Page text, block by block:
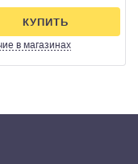
в магазинах
КУПИТЬ